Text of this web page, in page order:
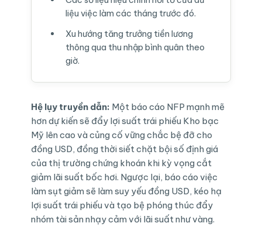
liệu việc làm các tháng trước đó.
Xu hướng tăng trưởng tiền lương
thông qua thu nhập bình quân theo
giờ.
Hệ lụy truyền dẫn: Một báo cáo NFP mạnh mẽ
hơn dự kiến sẽ đẩy lợi suất trái phiếu Kho bạc
Mỹ lên cao và củng cố vững chắc bệ đỡ cho
đồng USD, đồng thời siết chặt bội số định giá
của thị trường chứng khoán khi kỳ vọng cắt
giảm lãi suất bốc hơi. Ngược lại, báo cáo việc
làm sụt giảm sẽ làm suy yếu đồng USD, kéo hạ
lợi suất trái phiếu và tạo bệ phóng thúc đẩy
nhóm tài sản nhạy cảm với lãi suất như vàng.